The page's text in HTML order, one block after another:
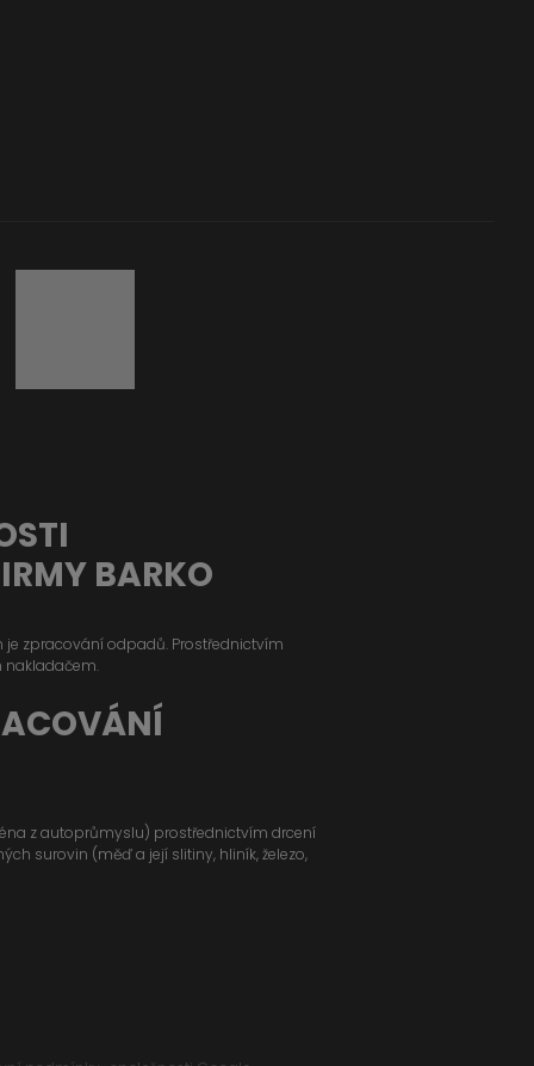
BARKO
zpracování odpadů. Prostřednictvím
nakladačem.
z autoprůmyslu) prostřednictvím drcení
surovin (měď a její slitiny, hliník, železo,